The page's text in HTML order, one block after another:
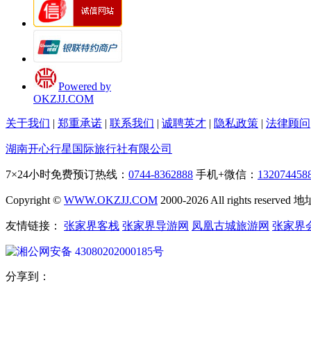
Powered by
OKZJJ.COM
关于我们 | 郑重承诺 | 联系我们 | 诚聘英才 | 隐私政策 | 法律顾问
湖南开心行星国际旅行社有限公司
7×24小时免费预订热线： 0744-8362888 手机+微信：
Copyright © WWW.OKZJJ.COM 2000-2026 All rights reserved
友情链接： 张家界客栈 张家界导游网 凤凰古城旅游网 张家界
湘公网安备 43080202000185号
分享到：